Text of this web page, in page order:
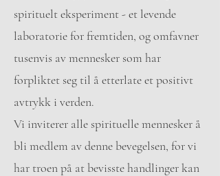
spirituelt eksperiment - et levende
laboratorie for fremtiden, og omfavner
tusenvis av mennesker som har
forpliktet seg til å etterlate et positivt
avtrykk i verden.
Vi inviterer alle spirituelle mennesker å
bli medlem av denne bevegelsen, for vi
har troen på at bevisste handlinger kan